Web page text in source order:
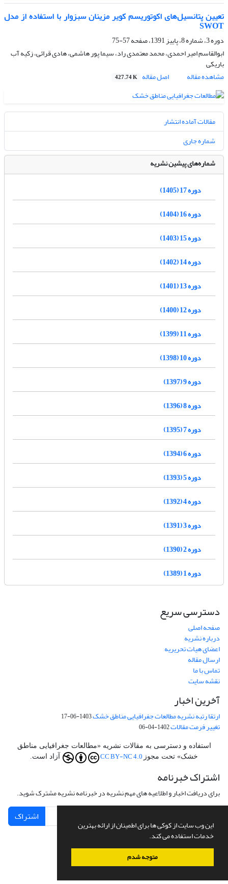
این وب سایت از کوکی ها برای اطمینان از ارائه بهترین
خدمات استفاده می کند.
متوجه شدم
تعیین پتانسیل‌های اکوتوریسم کویر مزینان سبزوار با استفاده از مدل
SWOT
دوره 3، شماره 8، پاییز 1391، صفحه
57-75
ابوالقاسم امیر احمدی، محمد معتمدی راد، سیما پور هاشمی، هادی قرائی، زکیه آب
باریکی
مشاهده مقاله
اصل مقاله 427.74 K
مقالات آماده انتشار
شماره جاری
شماره‌های پیشین نشریه
دوره 17 (1405)
دوره 16 (1404)
دوره 15 (1403)
دوره 14 (1402)
دوره 13 (1401)
دوره 12 (1400)
دوره 11 (1399)
دوره 10 (1398)
دوره 9 (1397)
دوره 8 (1396)
دوره 7 (1395)
دوره 6 (1394)
دوره 5 (1393)
دوره 4 (1392)
دوره 3 (1391)
دوره 2 (1390)
دوره 1 (1389)
دسترسی سریع
صفحه اصلی
درباره نشریه
اعضای هیات تحریریه
ارسال مقاله
تماس با ما
نقشه سایت
آخرین اخبار
ارتقا رتبه نشریه مطالعات جفرافیایی مناطق خشک1403-06-17
تغییر فرمت مقالات1402-04-06
استفاده و دسترسی به مقالات نشریه «مطالعات جغرافیایی مناطق
خشک» تحت مجوز CC BY-NC 4.0 آزاد است.
اشتراک خبرنامه
برای دریافت اخبار و اطلاعیه های مهم نشریه در خبرنامه نشریه مشترک شوید.
اشتراک
سامانه مدیریت نشریات علمی.طراحی و پیاده سازی ازسیناوب